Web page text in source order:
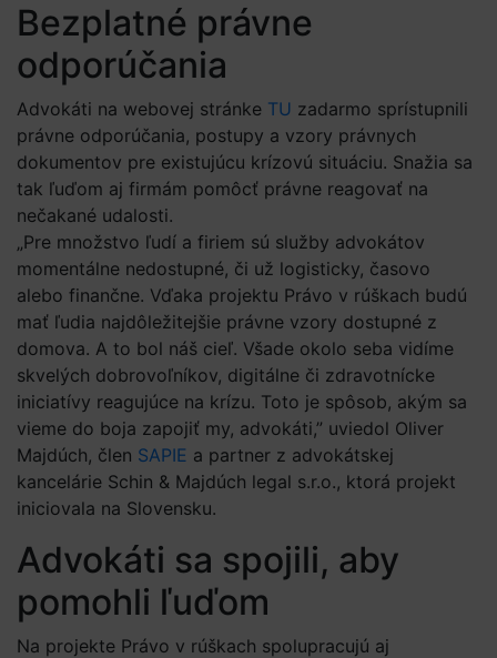
Bezplatné právne
odporúčania
Advokáti na webovej stránke TU zadarmo sprístupnili
právne odporúčania, postupy a vzory právnych
dokumentov pre existujúcu krízovú situáciu. Snažia sa
tak ľuďom aj firmám pomôcť právne reagovať na
nečakané udalosti.
„Pre množstvo ľudí a firiem sú služby advokátov
momentálne nedostupné, či už logisticky, časovo
alebo finančne. Vďaka projektu Právo v rúškach budú
mať ľudia najdôležitejšie právne vzory dostupné z
domova. A to bol náš cieľ. Všade okolo seba vidíme
skvelých dobrovoľníkov, digitálne či zdravotnícke
iniciatívy reagujúce na krízu. Toto je spôsob, akým sa
vieme do boja zapojiť my, advokáti,” uviedol Oliver
Majdúch, člen SAPIE a partner z advokátskej
kancelárie Schin & Majdúch legal s.r.o., ktorá projekt
iniciovala na Slovensku.
Advokáti sa spojili, aby
pomohli ľuďom
Na projekte Právo v rúškach spolupracujú aj